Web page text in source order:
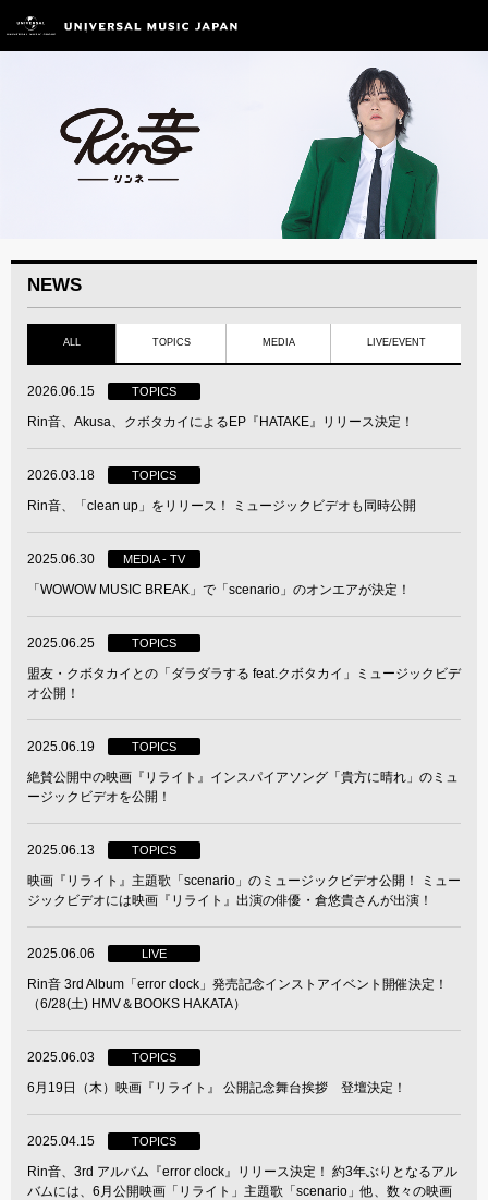
NEWS
ALL TOPICS MEDIA LIVE/EVENT
2026.06.15 TOPICS
Rin音、Akusa、クボタカイによるEP『HATAKE』リリース決定！
2026.03.18 TOPICS
Rin音、「clean up」をリリース！ ミュージックビデオも同時公開
2025.06.30 MEDIA - TV
「WOWOW MUSIC BREAK」で「scenario」のオンエアが決定！
2025.06.25 TOPICS
盟友・クボタカイとの「ダラダラする feat.クボタカイ」ミュージックビデ
オ公開！
2025.06.19 TOPICS
絶賛公開中の映画『リライト』インスパイアソング「貴方に晴れ」のミュ
ージックビデオを公開！
2025.06.13 TOPICS
映画『リライト』主題歌「scenario」のミュージックビデオ公開！ ミュー
ジックビデオには映画『リライト』出演の俳優・倉悠貴さんが出演！
2025.06.06 LIVE
Rin音 3rd Album「error clock」発売記念インストアイベント開催決定！
（6/28(土) HMV＆BOOKS HAKATA）
2025.06.03 TOPICS
6月19日（木）映画『リライト』 公開記念舞台挨拶 登壇決定！
2025.04.15 TOPICS
Rin音、3rd アルバム『error clock』リリース決定！ 約3年ぶりとなるアル
バムには、6月公開映画「リライト」主題歌「scenario」他、数々の映画